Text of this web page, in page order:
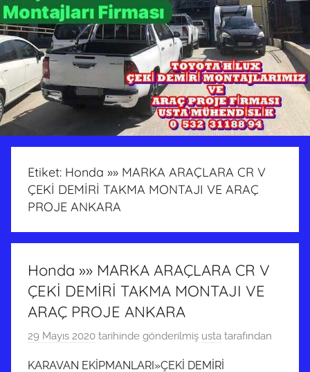
Etiket: Honda »» MARKA ARAÇLARA CR V
ÇEKİ DEMİRİ TAKMA MONTAJI VE ARAÇ
PROJE ANKARA
Honda »» MARKA ARAÇLARA CR V
ÇEKİ DEMİRİ TAKMA MONTAJI VE
ARAÇ PROJE ANKARA
29 Mayıs 2020 tarihinde gönderilmiş usta tarafından
KARAVAN EKİPMANLARI»ÇEKİ DEMİRİ